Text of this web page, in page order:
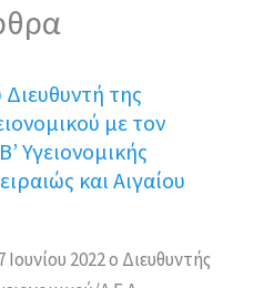
της
με τον
Υγειονομικής
και Αιγαίου
2022 ο Διευθυντής